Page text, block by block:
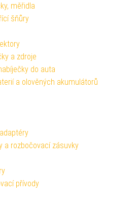
měřidla
šňůry
a zdroje
do auta
a olověných akumulátorů
a rozbočovací zásuvky
přívody